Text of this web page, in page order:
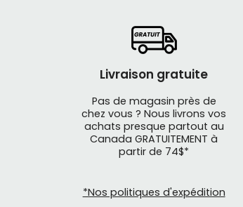
Livraison gratuite
Pas de magasin près de
chez vous ? Nous livrons vos
achats presque partout au
Canada GRATUITEMENT à
partir de 74$*
*Nos politiques d'expédition